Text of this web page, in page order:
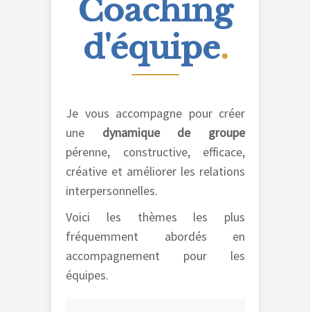
Coaching
d'équipe.
Je vous accompagne pour créer
une dynamique de groupe
pérenne, constructive, efficace,
créative et améliorer les relations
interpersonnelles.
Voici les thèmes les plus
fréquemment abordés en
accompagnement pour les
équipes.